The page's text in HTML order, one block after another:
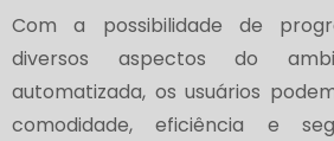
Com a possibilidade de
diversos aspectos do
automatizada, os usuários
comodidade, eficiência e